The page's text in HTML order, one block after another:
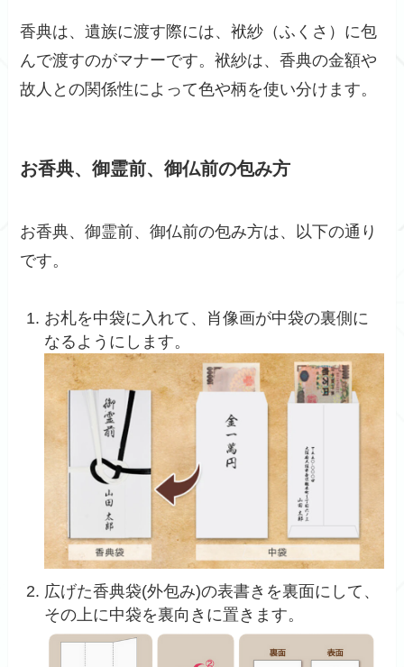
香典は、遺族に渡す際には、袱紗（ふくさ）に包
んで渡すのがマナーです。袱紗は、香典の金額や
故人との関係性によって色や柄を使い分けます。
お香典、御霊前、御仏前の包み方
お香典、御霊前、御仏前の包み方は、以下の通り
です。
お札を中袋に入れて、肖像画が中袋の裏側に
なるようにします。
広げた香典袋(外包み)の表書きを裏面にして、
その上に中袋を裏向きに置きます。